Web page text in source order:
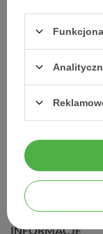
MOJE
MOJE KONTO
INFORMACJE